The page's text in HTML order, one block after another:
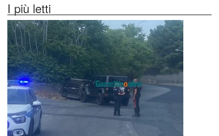
I più letti